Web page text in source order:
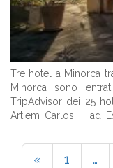
Tre hotel a Minorca
Minorca sono
TripAdvisor dei 25
Artiem Carlos III ad
« 1 …